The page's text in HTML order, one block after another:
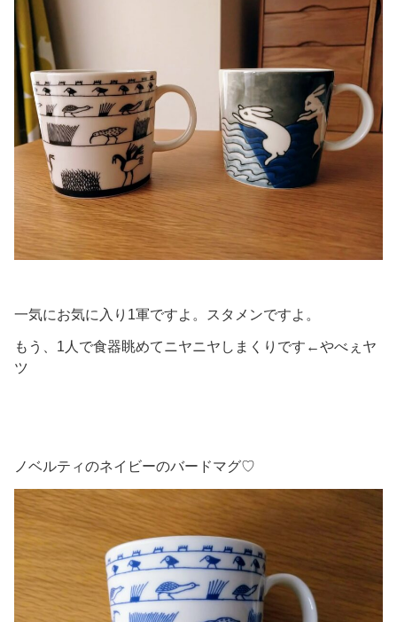
一気にお気に入り1軍ですよ。スタメンですよ。
もう、1人で食器眺めてニヤニヤしまくりです←やべぇヤ
ツ
ノベルティのネイビーのバードマグ♡